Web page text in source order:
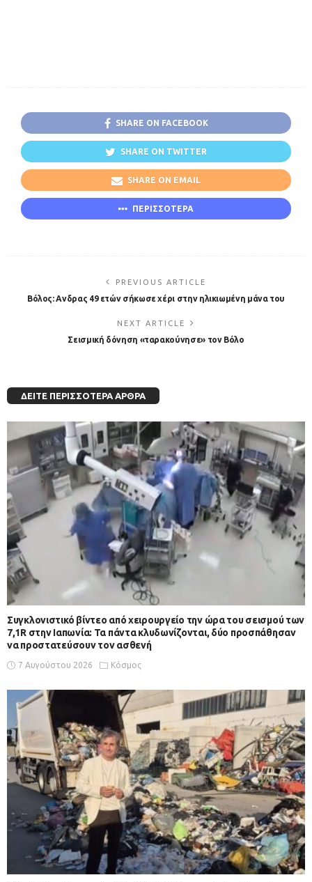
SHARE ON FACEBOOK
SHARE ON TWITTER
SHARE ON EMAIL
ΠΕΡΙΣΣΟΤΕΡΑ
PREVIOUS ARTICLE
Βόλος: Ανδρας 49 ετών σήκωσε χέρι στην ηλικιωμένη μάνα του
NEXT ARTICLE
Σεισμική δόνηση «ταρακούνησε» τον Βόλο
ΔΕΊΤΕ ΠΕΡΙΣΣΌΤΕΡΑ ΆΡΘΡΑ
Συγκλονιστικό βίντεο από χειρουργείο την ώρα του σεισμού των
7,1R στην Ιαπωνία: Τα πάντα κλυδωνίζονται, δύο προσπάθησαν
να προστατεύσουν τον ασθενή
7 Αυγούστου 2026 Κόσμος